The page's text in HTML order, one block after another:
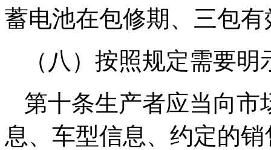
蓄电池在包修期、三包
（八）按照规定需要
第十条生产者应当向市
息、车型信息、约定的